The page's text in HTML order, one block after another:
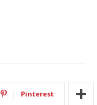
Pinterest